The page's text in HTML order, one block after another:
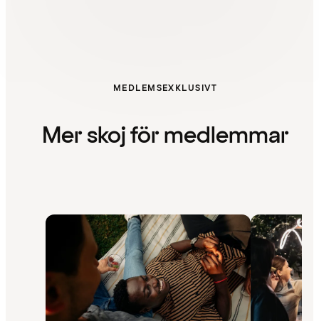
MEDLEMSEXKLUSIVT
Mer skoj för medlemmar